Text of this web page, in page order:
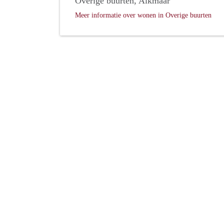
Meer informatie over wonen in Overige buurten